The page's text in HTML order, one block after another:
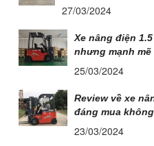
27/03/2024
Xe nâng điện
nhưng mạnh mẽ
25/03/2024
Review về xe
đáng mua
23/03/2024